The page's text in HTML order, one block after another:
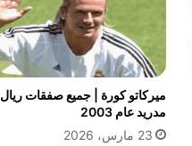
ميركاتو كورة | جميع صفقات ريال
مدريد عام 2003
23 مارس، 2026